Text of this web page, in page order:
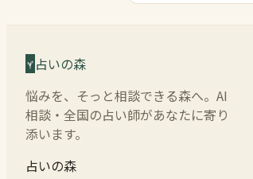
占いの森
悩みを、そっと相談できる森へ。AI
相談・全国の占い師があなたに寄り
添います。
占いの森